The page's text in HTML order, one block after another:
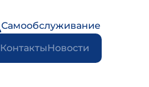
Самообслуживание
КонтактыНовости